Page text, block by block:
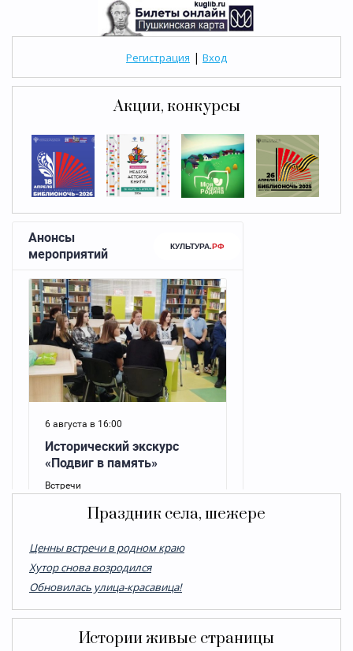
Регистрация | Вход
Акции, конкурсы
Праздник села, шежере
Ценны встречи в родном краю
Хутор снова возродился
Обновилась улица-красавица!
Истории живые страницы